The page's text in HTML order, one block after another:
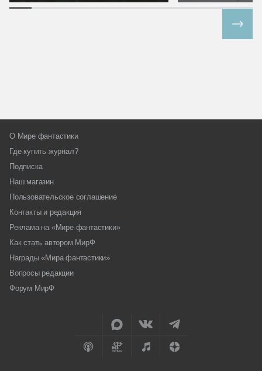
О Мире фантастики
Где купить журнал?
Подписка
Наш магазин
Пользовательское соглашение
Контакты и редакция
Реклама на «Мире фантастики»
Как стать автором МирФ
Награды «Мира фантастики»
Вопросы редакции
Форум МирФ